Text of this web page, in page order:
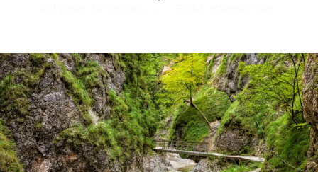
Das Kehlsteinhaus ist nur vonMai bis Oktober
geöffnet.
Aufgrund der Historie gibt es im Haus nur wenige
Erklärungen zur NS-Vergangenheit. Wer mehr erfahren
möchte, sollte dasDokumentationszentrum
Obersalzbergbesuchen.